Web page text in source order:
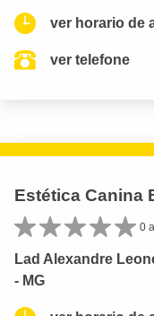
ver horario de
ver telefone
Estética Canina
0
Lad Alexandre
- MG